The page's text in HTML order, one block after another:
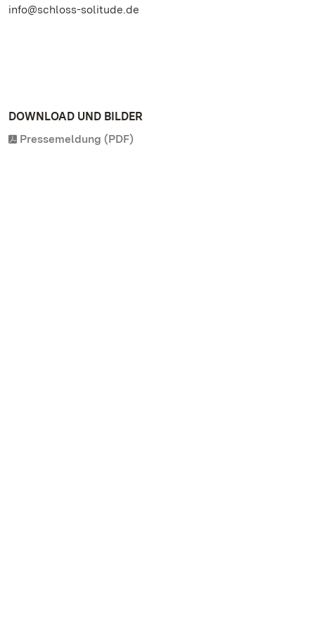
info@schloss-solitude.de
DOWNLOAD UND BILDER
Pressemeldung (PDF)